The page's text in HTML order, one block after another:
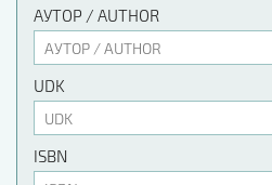
АУТОР / AUTHOR
UDK
ISBN